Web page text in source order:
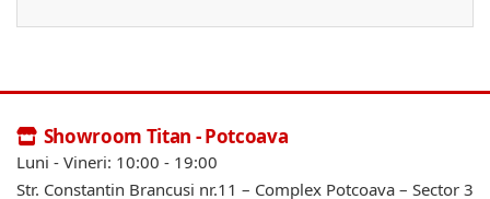
Showroom Titan - Potcoava
Luni - Vineri: 10:00 - 19:00
Str. Constantin Brancusi nr.11 – Complex Potcoava – Sector 3